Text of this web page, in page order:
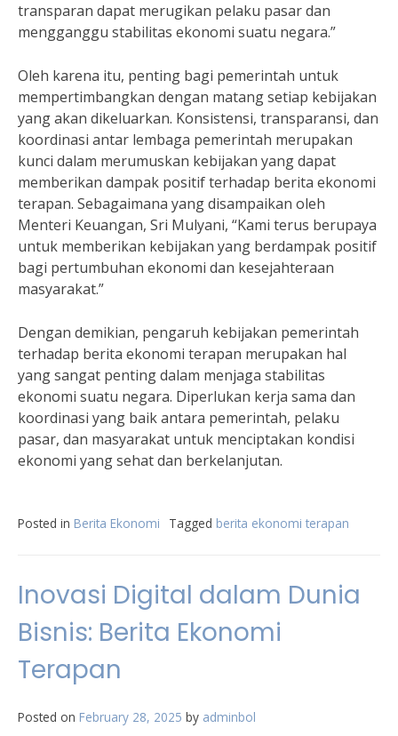
transparan dapat merugikan pelaku pasar dan
mengganggu stabilitas ekonomi suatu negara.”
Oleh karena itu, penting bagi pemerintah untuk
mempertimbangkan dengan matang setiap kebijakan
yang akan dikeluarkan. Konsistensi, transparansi, dan
koordinasi antar lembaga pemerintah merupakan
kunci dalam merumuskan kebijakan yang dapat
memberikan dampak positif terhadap berita ekonomi
terapan. Sebagaimana yang disampaikan oleh
Menteri Keuangan, Sri Mulyani, “Kami terus berupaya
untuk memberikan kebijakan yang berdampak positif
bagi pertumbuhan ekonomi dan kesejahteraan
masyarakat.”
Dengan demikian, pengaruh kebijakan pemerintah
terhadap berita ekonomi terapan merupakan hal
yang sangat penting dalam menjaga stabilitas
ekonomi suatu negara. Diperlukan kerja sama dan
koordinasi yang baik antara pemerintah, pelaku
pasar, dan masyarakat untuk menciptakan kondisi
ekonomi yang sehat dan berkelanjutan.
Posted in Berita Ekonomi Tagged berita ekonomi terapan
Inovasi Digital dalam Dunia
Bisnis: Berita Ekonomi
Terapan
Posted on February 28, 2025 by adminbol